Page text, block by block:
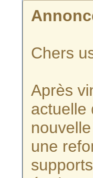
Chers
Après
actuelle
une